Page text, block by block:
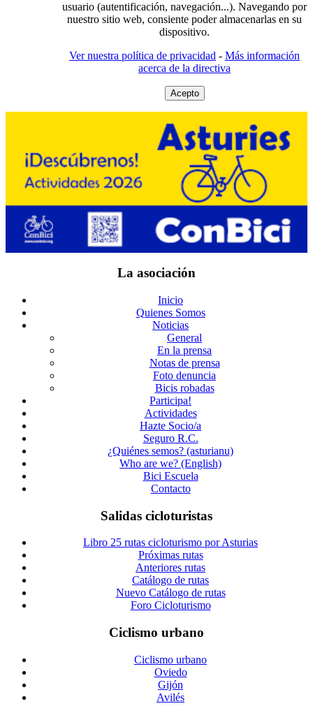
usuario (autentificación, navegación...). Navegando por
nuestro sitio web, consiente poder almacenarlas en su
dispositivo.
Ver nuestra política de privacidad - Más información
acerca de la directiva
Acepto
La asociación
Inicio
Quienes Somos
Noticias
General
En la prensa
Notas de prensa
Foto denuncia
Bicis robadas
Participa!
Actividades
Hazte Socio/a
Seguro R.C.
¿Quiénes semos? (asturianu)
Who are we? (English)
Bici Escuela
Contacto
Salidas cicloturistas
Libro 25 rutas cicloturismo por Asturias
Próximas rutas
Anteriores rutas
Catálogo de rutas
Nuevo Catálogo de rutas
Foro Cicloturismo
Ciclismo urbano
Ciclismo urbano
Oviedo
Gijón
Avilés